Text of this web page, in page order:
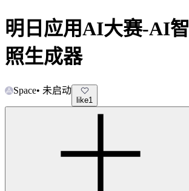
明日应用AI大赛-AI
照生成器
Space• 未启动
like1